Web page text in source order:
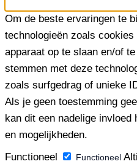
Om de beste ervaringen te
technologieën zoals
apparaat op te slaan en/of
stemmen met deze
zoals surfgedrag of unieke
Als je geen toestemming
kan dit een nadelige invloed
en mogelijkheden.
Functioneel
Functioneel